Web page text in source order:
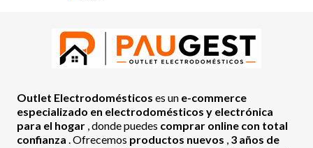
Outlet Electrodomésticos es un e-commerce
especializado en electrodomésticos y electrónica
para el hogar , donde puedes comprar online con total
confianza . Ofrecemos productos nuevos , 3 años de